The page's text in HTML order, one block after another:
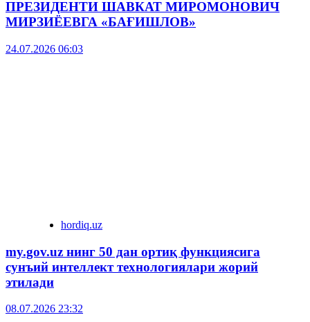
ПРЕЗИДЕНТИ ШАВКАТ МИРОМОНОВИЧ
МИРЗИЁЕВГА «БАҒИШЛОВ»
24.07.2026 06:03
hordiq.uz
my.gov.uz нинг 50 дан ортиқ функциясига
сунъий интеллект технологиялари жорий
этилади
08.07.2026 23:32